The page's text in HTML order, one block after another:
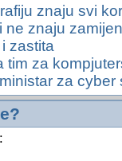
znaju svi
ne znaju
zastita
tim za
za cyber